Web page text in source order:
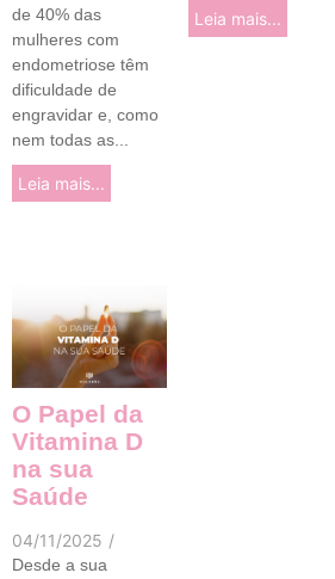
de 40% das
mulheres com
endometriose têm
dificuldade de
engravidar e, como
nem todas as...
Leia mais...
Leia mais...
O Papel da
Vitamina D
na sua
Saúde
04/11/2025 /
Desde a sua